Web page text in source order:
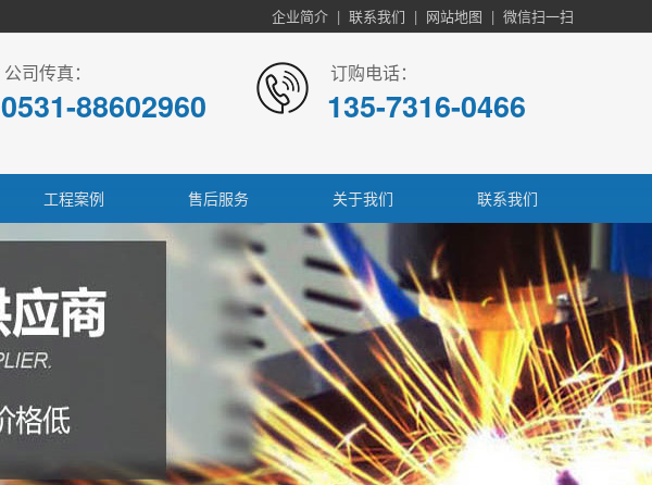
企业简介 | 联系我们 | 微信扫一扫
网站地图 |
订购电话：
135-7316-0466
公司传真：
0531-88602960
工程案例 售后服务 关于我们 联系我们